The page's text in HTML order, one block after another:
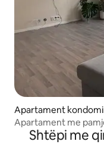
Apartament
Apartament me
Shtëpi me